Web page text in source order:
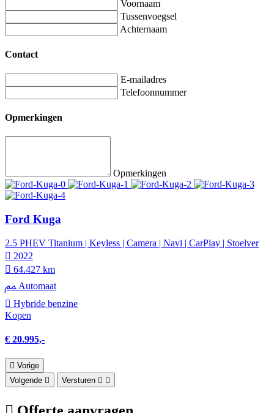
Voornaam
Tussenvoegsel
Achternaam
Contact
E-mailadres
Telefoonnummer
Opmerkingen
Opmerkingen
Ford Kuga
2.5 PHEV Titanium | Keyless | Camera | Navi | CarPlay | Stoelver
2022
64.427 km
Automaat
Hybride benzine
Kopen
€ 20.995,-
Vorige
Volgende
Versturen